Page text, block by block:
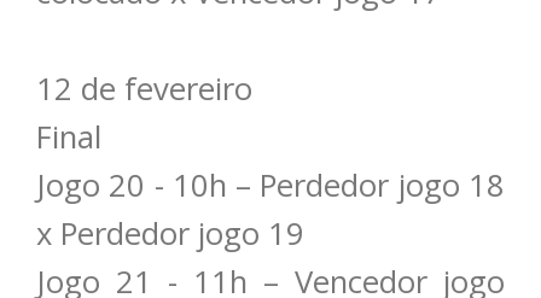
12 de fevereiro
Final
Jogo 20 - 10h – Perdedor jogo 18
x Perdedor jogo 19
Jogo 21 - 11h – Vencedor jogo